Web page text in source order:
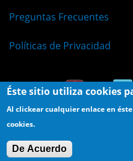
Preguntas Frecuentes
Políticas de Privacidad
Éste sitio utiliza cookies
Al clickear cualquier enlace en
cookies.
De Acuerdo